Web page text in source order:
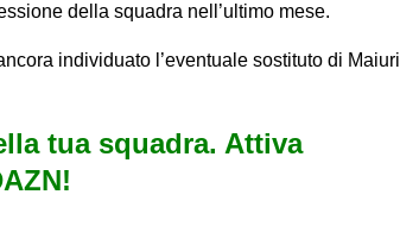
della squadra nell’ultimo mese.
individuato l’eventuale sostituto di Maiuri
tua squadra. Attiva